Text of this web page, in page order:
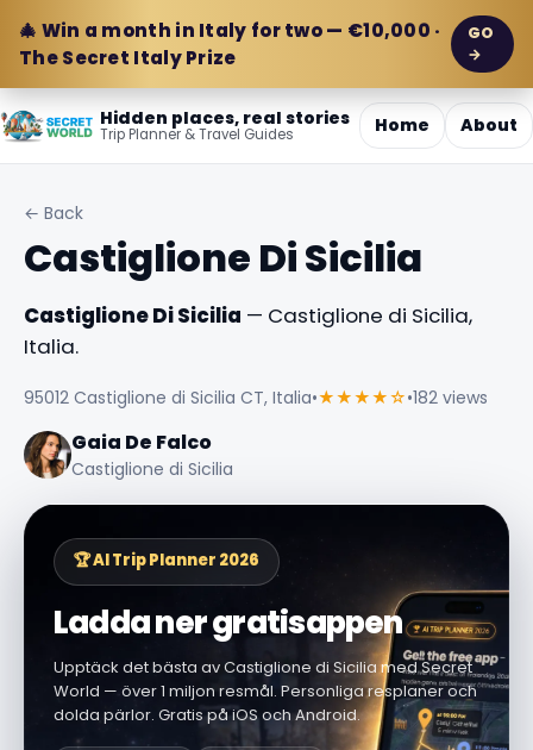
🎄 Win a month in Italy for two — €10,000 ·
The Secret Italy Prize
GO
→
Hidden places, real stories
Trip Planner & Travel Guides Home About
← Back
Castiglione Di Sicilia
Castiglione Di Sicilia — Castiglione di Sicilia,
Italia.
95012 Castiglione di Sicilia CT, Italia•★★★★☆•182 views
Gaia De Falco
Castiglione di Sicilia
🏆 AI Trip Planner 2026
Ladda ner gratisappen
Upptäck det bästa av Castiglione di Sicilia med Secret
World — över 1 miljon resmål. Personliga resplaner och
dolda pärlor. Gratis på iOS och Android.